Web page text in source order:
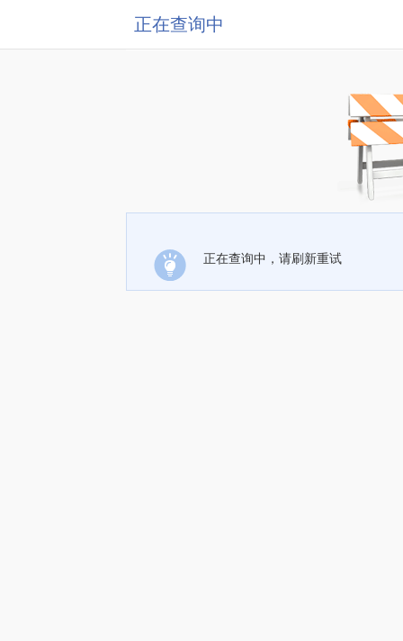
正在查询中
正在查询中，请刷新重试